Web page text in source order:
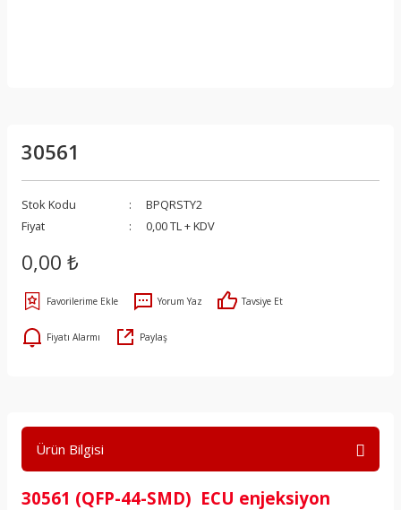
30561
Stok Kodu
BPQRSTY2
Fiyat
0,00 TL + KDV
0,00 ₺
Yorum Yaz Tavsiye Et
Fiyatı Alarmı Paylaş
Ürün Bilgisi
30561 (QFP-44-SMD) ECU enjeksiyon